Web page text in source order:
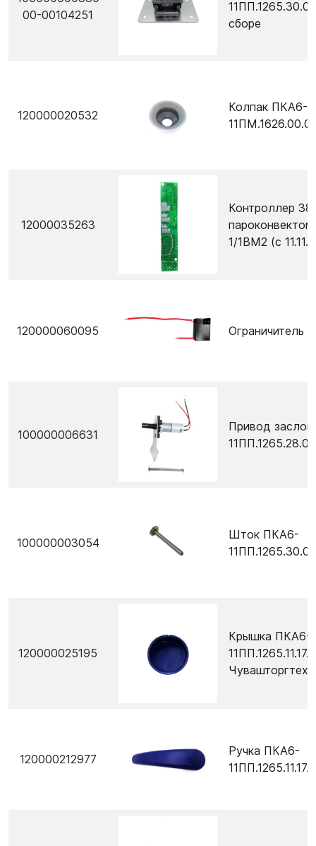
00-00104251
сборе
120000020532
Колпак ПКА6-
12000035263
Контроллер
1/1ВМ2 (с
120000060095 Ограничитель
100000006631
Привод
100000003054
Шток ПКА6-
120000025195
Крышка ПКА6-
120000212977
Ручка ПКА6-